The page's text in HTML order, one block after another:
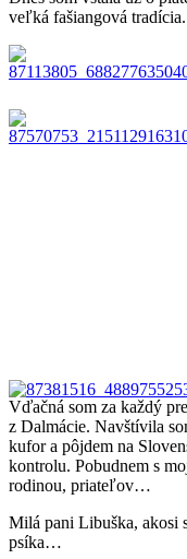
veľká fašiangová tradícia.
Vďačná som za každý
z Dalmácie. Navštívila
kufor a pôjdem na
kontrolu. Pobudnem s
rodinou, priateľov…
Milá pani Libuška, akosi
psíka…